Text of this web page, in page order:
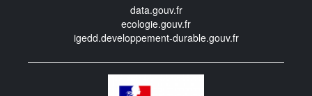
data.gouv.fr
ecologie.gouv.fr
igedd.developpement-durable.gouv.fr